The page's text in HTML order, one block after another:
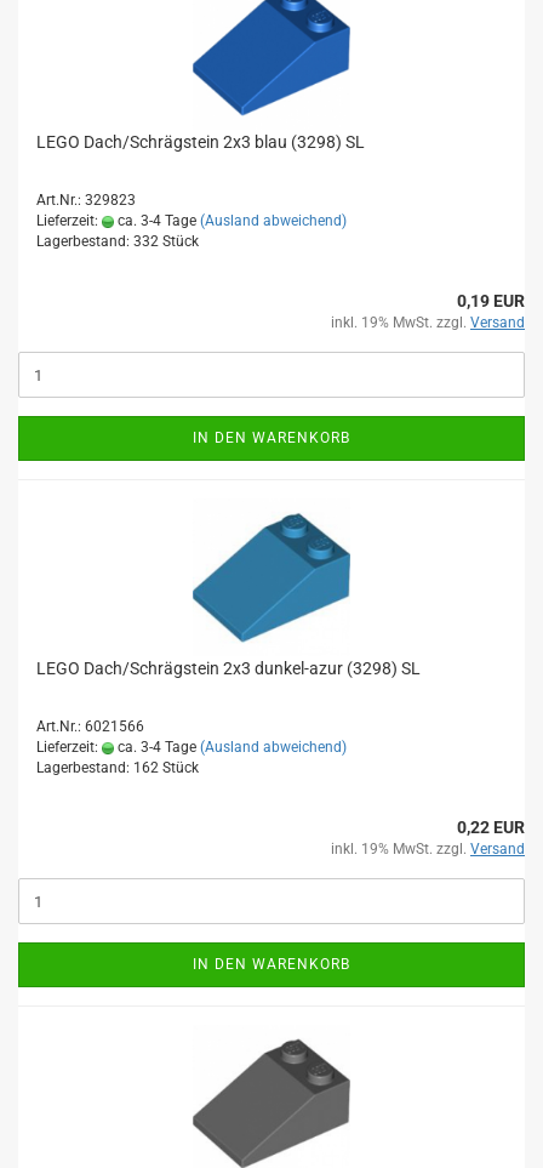
LEGO Dach/Schrägstein 2x3 blau (3298) SL
Art.Nr.: 329823
Lieferzeit:
ca. 3-4 Tage (Ausland abweichend)
Lagerbestand: 332 Stück
0,19 EUR
inkl. 19% MwSt. zzgl. Versand
IN DEN WARENKORB
LEGO Dach/Schrägstein 2x3 dunkel-azur (3298) SL
Art.Nr.: 6021566
Lieferzeit:
ca. 3-4 Tage (Ausland abweichend)
Lagerbestand: 162 Stück
0,22 EUR
inkl. 19% MwSt. zzgl. Versand
IN DEN WARENKORB